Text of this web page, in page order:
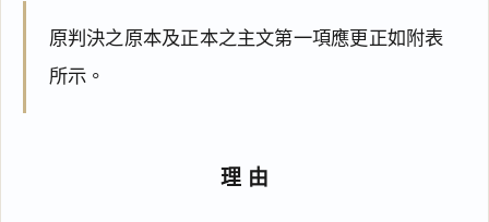
原判決之原本及正本之主文第一項應更正如附表
所示。
理由